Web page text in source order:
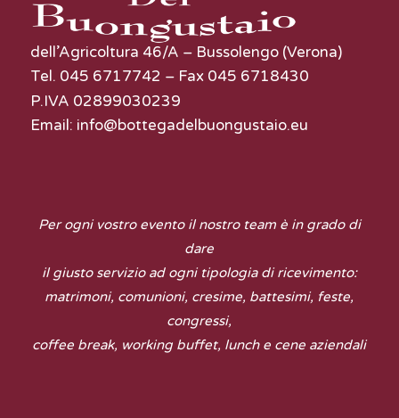
dell’Agricoltura 46/A – Bussolengo (Verona)
Tel. 045 6717742 – Fax 045 6718430
P.IVA 02899030239
Email: info@bottegadelbuongustaio.eu
Per ogni vostro evento il nostro team è in grado di
dare
il giusto servizio ad ogni tipologia di ricevimento:
matrimoni, comunioni, cresime, battesimi, feste,
congressi,
coffee break, working buffet, lunch e cene aziendali